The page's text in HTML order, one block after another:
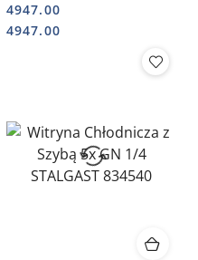
05281
Cena:
4947.00
Cena:
4947.00